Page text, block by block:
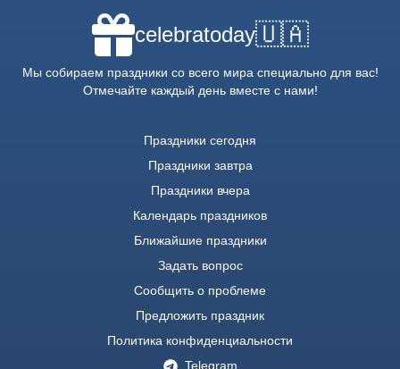
celebratoday🇺🇦
Мы собираем праздники со всего мира специально для вас!
Отмечайте каждый день вместе с нами!
Праздники сегодня
Праздники завтра
Праздники вчера
Календарь праздников
Ближайшие праздники
Задать вопрос
Сообщить о проблеме
Предложить праздник
Политика конфиденциальности
Telegram